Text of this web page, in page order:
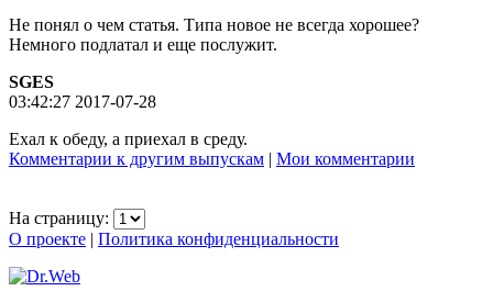
Не понял о чем статья. Типа новое не всегда хорошее?
Немного подлатал и еще послужит.
SGES
03:42:27 2017-07-28
Ехал к обеду, а приехал в среду.
Комментарии к другим выпускам | Мои комментарии
На страницу:
О проекте | Политика конфиденциальности